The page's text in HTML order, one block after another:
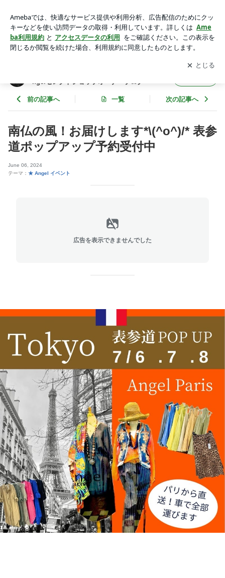
中 | 日仏往復30年 「好きを仕事に生きる人生」Angelセレクト
ショップオーナーブログ
アプリをダウンロードして ブログの更新通知
を受け取りまし
ょう。
開く
ngelセレクトショップオーナーブログ
前の記事へ 一覧 次の記事へ
南仏の風！お届けします*\(^o^)/* 表参
道ポップアップ予約受付中
June 06, 2024
テーマ： ★ Angel イベント
広告を表示できませんでした